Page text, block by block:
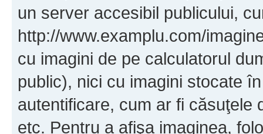
un server accesibil publicului,
http://www.examplu.com/
cu imagini de pe calculatorul
public), nici cu imagini stocate
autentificare, cum ar fi căsuţele
etc. Pentru a afişa imaginea,